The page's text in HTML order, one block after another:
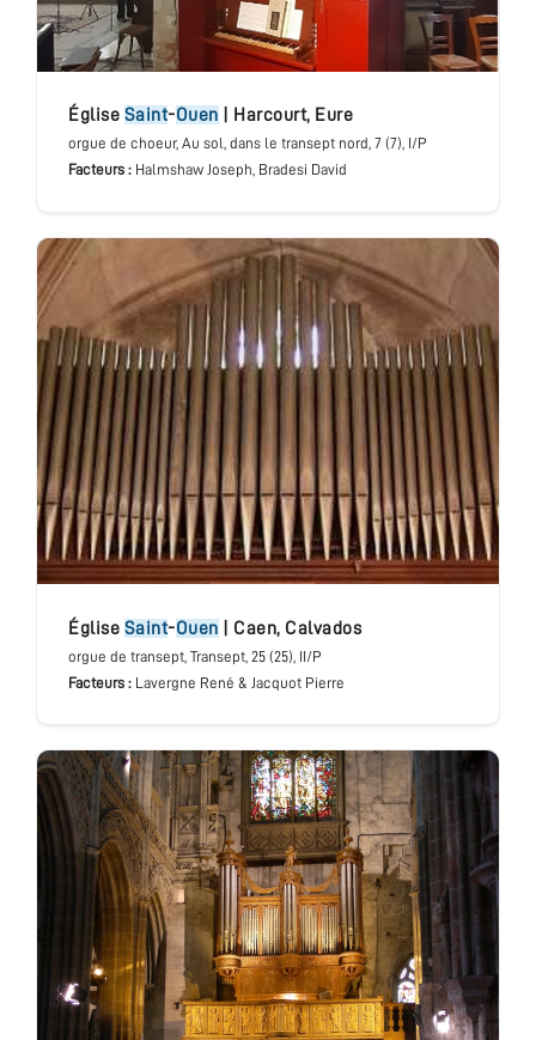
église Saint-Ouen Harcourt, Eure
orgue de choeur, Au sol, dans le transept nord , 7 (7), I/P
Facteurs : Halmshaw Joseph, Bradesi David
église Saint-Ouen Caen, Calvados
orgue de transept , Transept , 25 (25), II/P
Facteurs : Lavergne René & Jacquot Pierre